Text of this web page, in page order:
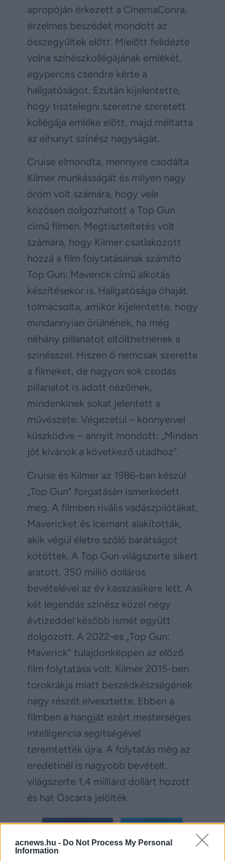
acnews.hu - Do Not Process My Personal
Information
apropóján érkezett a CinemaConra,
érzelmes beszédet mondott az
összegyűltek előtt. Mielőtt felidézte
volna színészkollégájának emlékét,
egyperces csendre kérte a
hallgatóságot. Ezután kijelentette,
hogy tisztelegni szeretne szeretett
kollégája emléke előtt, majd méltatta
az elhunyt színész nagyságát.
Cruise elmondta, mennyire csodálta
Kilmer munkásságát és milyen nagy
öröm volt számára, hogy vele
közösen dolgozhatott a Top Gun
című filmen. Megtiszteltetés volt
számára, hogy Kilmer csatlakozott
hozzá a film folytatásának számító
Top Gun: Maverick című alkotás
készítésekor is. Hallgatósága óhaját
tolmácsolta, amikor kijelentette, hogy
mindannyian örülnének, ha még
néhány pillanatot eltölthetnének a
színésszel. Hiszen ő nemcsak szerette
a filmeket, de nagyon sok csodás
pillanatot is adott nézőinek,
mindenkinek sokat jelentett a
művészete. Végezetül – könnyeivel
küszködve – annyit mondott: „Minden
jót kívánok a következő utadhoz”.
Cruise és Kilmer az 1986-ban készül
„Top Gun” forgatásán ismerkedett
meg. A filmben rivális vadászpilótákat,
Mavericket és Icemant alakították,
akik végül életre szóló barátságot
kötöttek. A Top Gun világszerte sikert
aratott, 350 millió dolláros
bevételével az év kasszasikere lett. A
két legendás színész közel négy
évtizeddel később ismét együtt
dolgozott. A 2022-es „Top Gun:
Maverick” tulajdonképpen az előző
film folytatása volt. Kilmer 2015-ben
torokrákja miatt beszédkészségének
nagy részét elvesztette. Ebben a
filmben a hangját ezért mesterséges
intelligencia segítségével
teremtették újra. A folytatás még az
eredetinél is nagyobb bevételt,
világszerte 1,4 milliárd dollárt hozott
és hat Oscarra jelölték.